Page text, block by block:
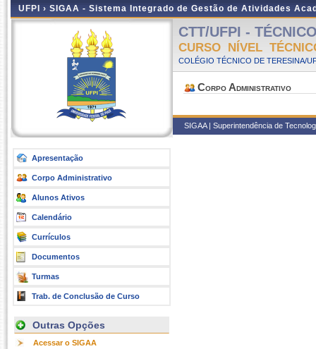
UFPI › SIGAA - Sistema Integrado de Gestão de Atividades
Apresentação
Corpo Administrativo
Alunos Ativos
Calendário
Currículos
Documentos
Turmas
Trab. de Conclusão de Curso
Outras Opções
Acessar o SIGAA
CTT/UFPI -
CURSO NÍVEL
COLÉGIO TÉCNICO DE TERESINA/
Corpo Administrativo
SIGAA | Superintendência de